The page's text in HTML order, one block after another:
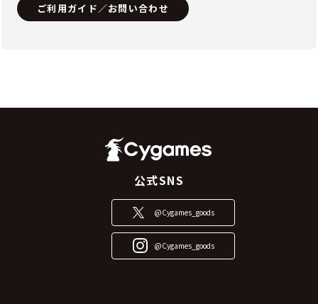
ご利用ガイド／お問い合わせ
公式SNS
@Cygames_goods
@Cygames_goods